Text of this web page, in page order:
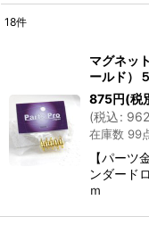
18件
マグネッ
ールド
875円(税
(税込: 962
在庫数 99
【パー
ンダード
ｍ